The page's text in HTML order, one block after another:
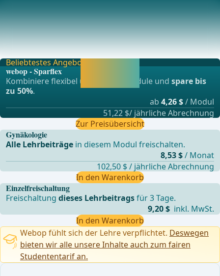
Nachblutungen:Können durch unkontrollierte
Gefäßblutungen aus dem Ovarialstumpf oder
unzureichende
Einzelfreischaltung
Freischaltungdieses Lehrbeitragsfür 3 Tage.
9,20 $ inkl. MwSt.
In den Warenkorb
Beliebtestes Angebot
webop - Sparflex
Kombiniere flexibel unsere Lernmodule undspare bis
zu 50%.
ab 4,26 $/ Modul
51,22 $/ jährliche Abrechnung
Zur Preisübersicht
Gynäkologie
Alle Lehrbeiträge in diesem Modul freischalten.
8,53 $/ Monat
102,50 $ / jährliche Abrechnung
In den Warenkorb
Webop fühlt sich der Lehre verpflichtet. Deswegen
bieten wir alle unsere Inhalte auch zum fairen
Studententarif an.